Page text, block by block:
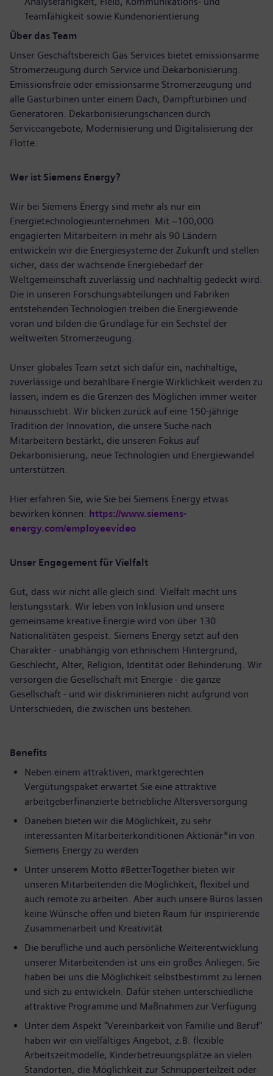
Teamfähigkeit sowie Kundenorientierung
Über das Team
Unser Geschäftsbereich Gas Services bietet emissionsarme
Stromerzeugung durch Service und Dekarbonisierung.
Emissionsfreie oder emissionsarme Stromerzeugung und
alle Gasturbinen unter einem Dach, Dampfturbinen und
Generatoren. Dekarbonisierungschancen durch
Serviceangebote, Modernisierung und Digitalisierung der
Flotte.
Wer ist Siemens Energy?
Wir bei Siemens Energy sind mehr als nur ein
Energietechnologieunternehmen. Mit ~100,000
engagierten Mitarbeitern in mehr als 90 Ländern
entwickeln wir die Energiesysteme der Zukunft und stellen
sicher, dass der wachsende Energiebedarf der
Weltgemeinschaft zuverlässig und nachhaltig gedeckt wird.
Die in unseren Forschungsabteilungen und Fabriken
entstehenden Technologien treiben die Energiewende
voran und bilden die Grundlage für ein Sechstel der
weltweiten Stromerzeugung.
Unser globales Team setzt sich dafür ein, nachhaltige,
zuverlässige und bezahlbare Energie Wirklichkeit werden zu
lassen, indem es die Grenzen des Möglichen immer weiter
hinausschiebt. Wir blicken zurück auf eine 150-jährige
Tradition der Innovation, die unsere Suche nach
Mitarbeitern bestärkt, die unseren Fokus auf
Dekarbonisierung, neue Technologien und Energiewandel
unterstützen.
Hier erfahren Sie, wie Sie bei Siemens Energy etwas
bewirken können: https://www.siemens-
energy.com/employeevideo
Unser Engagement für Vielfalt
Gut, dass wir nicht alle gleich sind. Vielfalt macht uns
leistungsstark. Wir leben von Inklusion und unsere
gemeinsame kreative Energie wird von über 130
Nationalitäten gespeist. Siemens Energy setzt auf den
Charakter - unabhängig von ethnischem Hintergrund,
Geschlecht, Alter, Religion, Identität oder Behinderung. Wir
versorgen die Gesellschaft mit Energie - die ganze
Gesellschaft - und wir diskriminieren nicht aufgrund von
Unterschieden, die zwischen uns bestehen.
Benefits
Neben einem attraktiven, marktgerechten
Vergütungspaket erwartet Sie eine attraktive
arbeitgeberfinanzierte betriebliche Altersversorgung
Daneben bieten wir die Möglichkeit, zu sehr
interessanten Mitarbeiterkonditionen Aktionär*in von
Siemens Energy zu werden
Unter unserem Motto #BetterTogether bieten wir
unseren Mitarbeitenden die Möglichkeit, flexibel und
auch remote zu arbeiten. Aber auch unsere Büros lassen
keine Wünsche offen und bieten Raum für inspirierende
Zusammenarbeit und Kreativität
Die berufliche und auch persönliche Weiterentwicklung
unserer Mitarbeitenden ist uns ein großes Anliegen. Sie
haben bei uns die Möglichkeit selbstbestimmt zu lernen
und sich zu entwickeln. Dafür stehen unterschiedliche
attraktive Programme und Maßnahmen zur Verfügung
Unter dem Aspekt "Vereinbarkeit von Familie und Beruf"
haben wir ein vielfältiges Angebot, z.B. flexible
Arbeitszeitmodelle, Kinderbetreuungsplätze an vielen
Standorten, die Möglichkeit zur Schnupperteilzeit oder